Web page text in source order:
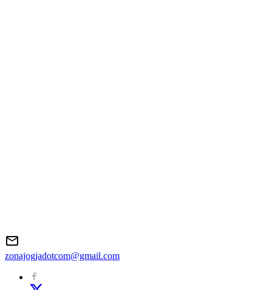
zonajogjadotcom@gmail.com